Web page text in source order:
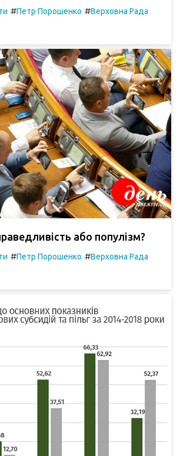
#Петр Порошенко #Верховна Рада
або популізм?
#Петр Порошенко #Верховна Рада